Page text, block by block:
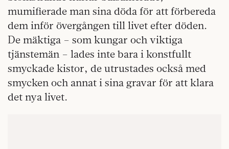
mumifierade man sina döda för att förbereda
dem inför övergången till livet efter döden.
De mäktiga – som kungar och viktiga
tjänstemän – lades inte bara i konstfullt
smyckade kistor, de utrustades också med
smycken och annat i sina gravar för att klara
det nya livet.